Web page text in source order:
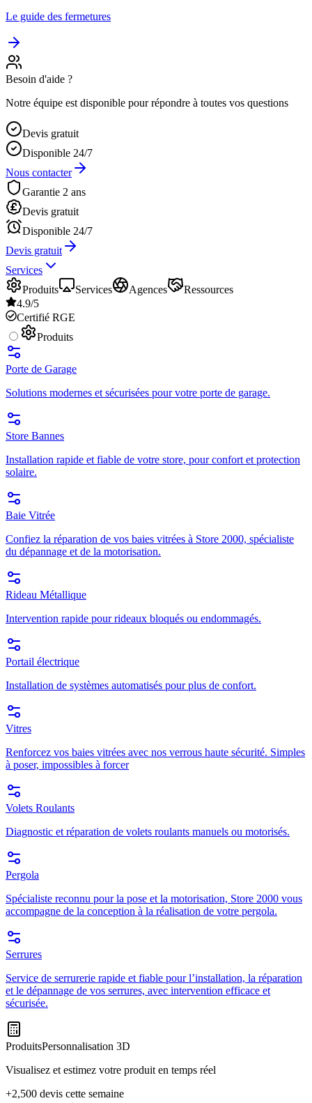
Le guide des fermetures
Besoin d'aide ?
Notre équipe est disponible pour répondre à toutes vos questions
Devis gratuit
Disponible 24/7
Nous contacter
Garantie 2 ans
Devis gratuit
Disponible 24/7
Devis gratuit
Services
Produits
Services Agences
Ressources
4.9/5
Certifié RGE
Produits
Porte de Garage
Solutions modernes et sécurisées pour votre porte de garage.
Store Bannes
Installation rapide et fiable de votre store, pour confort et protection
solaire.
Baie Vitrée
Confiez la réparation de vos baies vitrées à Store 2000, spécialiste
du dépannage et de la motorisation.
Rideau Métallique
Intervention rapide pour rideaux bloqués ou endommagés.
Portail électrique
Installation de systèmes automatisés pour plus de confort.
Vitres
Renforcez vos baies vitrées avec nos verrous haute sécurité. Simples
à poser, impossibles à forcer
Volets Roulants
Diagnostic et réparation de volets roulants manuels ou motorisés.
Pergola
Spécialiste reconnu pour la pose et la motorisation, Store 2000 vous
accompagne de la conception à la réalisation de votre pergola.
Serrures
Service de serrurerie rapide et fiable pour l’installation, la réparation
et le dépannage de vos serrures, avec intervention efficace et
sécurisée.
ProduitsPersonnalisation 3D
Visualisez et estimez votre produit en temps réel
+2,500 devis cette semaine